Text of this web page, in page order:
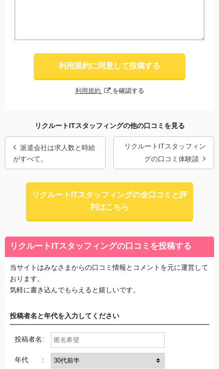
利用規約に同意して投稿する
利用規約 を確認する
リクルートITスタッフィングの他の口コミを見る
派遣会社は求人数と時給
がすべて。
リクルートITスタッフィン
グの口コミ体験談
リクルートITスタッフィングの全口コミと評
判はこちら
リクルートITスタッフィングの口コミを投稿する
当サイトはみなさまからの口コミ情報とコメントを元に運営して
おります。
気軽に書き込んでもらえると嬉しいです。
投稿者名と年代を入力してください
投稿者名:
年代 :